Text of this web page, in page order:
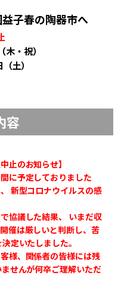
子春の陶器市へ
・祝）
土）
容
止のお知らせ】
に予定しておりました
新型コロナウイルスの感
協議した結果、 いまだ収
催は厳しいと判断し、苦
定いたしました。
様、関係者の皆様には残
せんが何卒ご理解いただ